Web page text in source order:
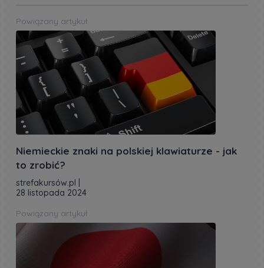
Powiązany artykuł
Niemieckie znaki na polskiej klawiaturze - jak
to zrobić?
strefakursów.pl
28 listopada 2024
Powiązany artykuł